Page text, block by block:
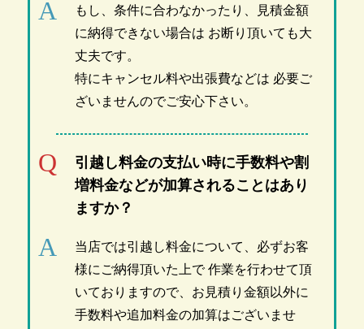
もし、条件に合わなかったり、見積金額
に納得できない場合は お断り頂いても大
丈夫です。
特にキャンセル料や出張費などは 必要ご
ざいませんのでご安心下さい。
引越し料金の支払い時に手数料や割
増料金などが加算されることはあり
ますか？
当店では引越し料金について、必ずお客
様にご納得頂いた上で 作業を行わせて頂
いておりますので、お見積り金額以外に
手数料や追加料金の加算はございませ